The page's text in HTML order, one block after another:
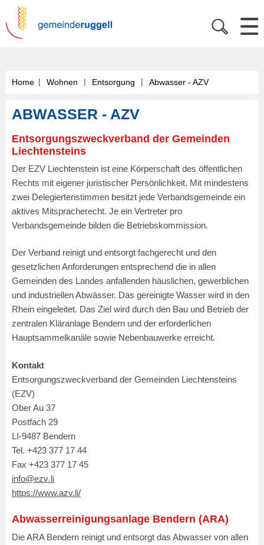
Home | Wohnen | Entsorgung | Abwasser - AZV
ABWASSER - AZV
Entsorgungszweckverband der Gemeinden
Liechtensteins
Der EZV Liechtenstein ist eine Körperschaft des öffentlichen
Rechts mit eigener juristischer Persönlichkeit. Mit mindestens
zwei Delegiertenstimmen besitzt jede Verbandsgemeinde ein
aktives Mitspracherecht. Je ein Vertreter pro
Verbandsgemeinde bilden die Betriebskommission.
Der Verband reinigt und entsorgt fachgerecht und den
gesetzlichen Anforderungen entsprechend die in allen
Gemeinden des Landes anfallenden häuslichen, gewerblichen
und industriellen Abwässer. Das gereinigte Wasser wird in den
Rhein eingeleitet. Das Ziel wird durch den Bau und Betrieb der
zentralen Kläranlage Bendern und der erforderlichen
Hauptsammelkanäle sowie Nebenbauwerke erreicht.
Kontakt
Entsorgungszweckverband der Gemeinden Liechtensteins
(EZV)
Ober Au 37
Postfach 29
LI-9487 Bendern
Tel. +423 377 17 44
Fax +423 377 17 45
info@ezv.li
https://www.azv.li/
Abwasserreinigungsanlage Bendern (ARA)
Die ARA Bendern reinigt und entsorgt das Abwasser von allen